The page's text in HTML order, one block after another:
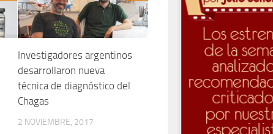
Investigadores argentinos
desarrollaron nueva
técnica de diagnóstico del
Chagas
2 NOVIEMBRE, 2017